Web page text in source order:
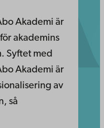
Akademi är
akademins
Syftet med
Akademi är
av
så